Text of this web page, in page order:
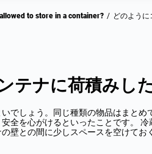
I allowed to store in a container? / どのよう
テナに荷積みし
でしょう。同じ種類の物品はまと
全を心がけるといったことです。
壁との間に少しスペースを空けてお